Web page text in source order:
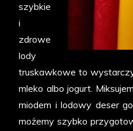
szybkie
i
zdrowe
lody
truskawkowe to
mleko albo jogurt.
miodem i lodowy deser
możemy szybko